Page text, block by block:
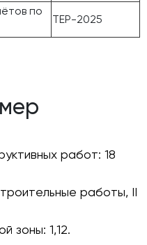
по
ТЕР-2025
работ: 18
работы, II
зоны: 1,12.